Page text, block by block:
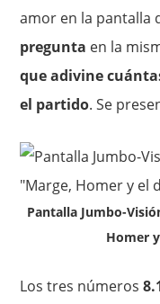
amor en la pantalla
pregunta en la
que adivine
el partido. Se
Pantalla Jumbo-
Homer
Los tres números